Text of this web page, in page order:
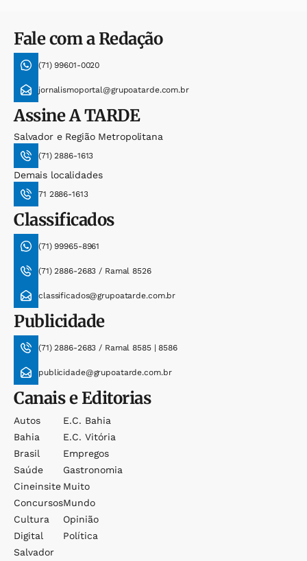
Fale com a Redação
(71) 99601-0020
jornalismoportal@grupoatarde.com.br
AssineA TARDE
Salvador e Região Metropolitana
(71) 2886-1613
Demais localidades
71 2886-1613
Classificados
(71) 99965-8961
(71) 2886-2683 / Ramal 8526
classificados@grupoatarde.com.br
Publicidade
(71) 2886-2683 / Ramal 8585 | 8586
publicidade@grupoatarde.com.br
Canais e Editorias
Autos
Bahia
Brasil
Saúde
Cineinsite
Concursos
Cultura
Digital
Salvador
E.c. Bahia
E.c. Vitória
Empregos
Gastronomia
Muito
Mundo
Opinião
Política